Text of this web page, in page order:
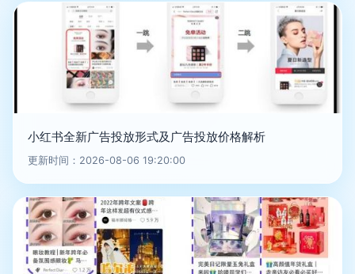
小红书全新广告投放形式及广告投放价格解析
更新时间：2026-08-06 19:20:00